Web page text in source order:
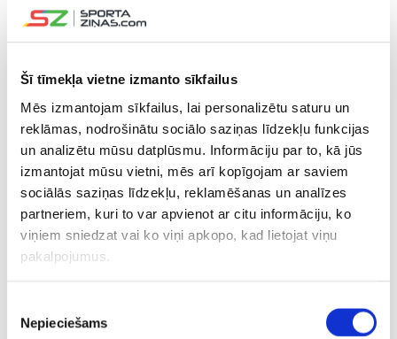
Šī tīmekļa vietne izmanto sīkfailus
Mēs izmantojam sīkfailus, lai personalizētu saturu un
reklāmas, nodrošinātu sociālo saziņas līdzekļu funkcijas
un analizētu mūsu datplūsmu. Informāciju par to, kā jūs
izmantojat mūsu vietni, mēs arī kopīgojam ar saviem
sociālās saziņas līdzekļu, reklamēšanas un analīzes
partneriem, kuri to var apvienot ar citu informāciju, ko
viņiem sniedzat vai ko viņi apkopo, kad lietojat viņu
pakalpojumus.
izvēle
Nepieciešams
sen ir nodrošinājis uzvaru kopvērtējumā. Mejāram ir 943
sezonas beigām ir austrietis Manuels Fellers.
CITAS ZIŅAS NO ŠĪS KATEGORIJAS
“Skaidrs, ka darba
nākamsezon būs
izlases
dosies